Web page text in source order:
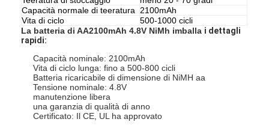
Capacità normale di teeratura
2100mAh
Vita di ciclo
500-1000 cicli
La batteria di AA2100mAh 4.8V NiMh imballa i dettagli
rapidi:
Capacità nominale: 2100mAh
Vita di ciclo lunga: fino a 500-800 cicli
Batteria ricaricabile di dimensione di NiMH aa
Tensione nominale: 4.8V
manutenzione libera
una garanzia di qualità di anno
Certificato: Il CE, UL ha approvato